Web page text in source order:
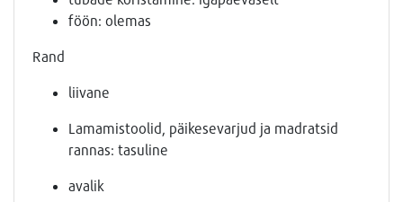
föön: olemas
Rand
liivane
Lamamistoolid, päikesevarjud ja madratsid
rannas: tasuline
avalik